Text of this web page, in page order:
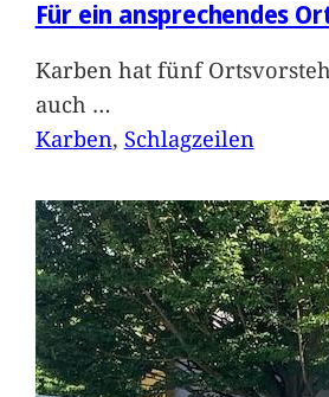
Für ein ansprechendes
Karben hat fünf
auch …
Karben, Schlagzeilen